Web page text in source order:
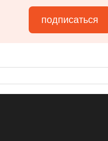
подписаться